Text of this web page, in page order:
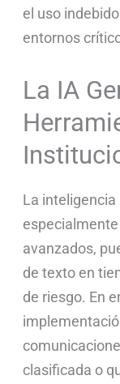
el uso
entornos
La IA
La
avanzados,
de texto en
de riesgo. En
clasificada o